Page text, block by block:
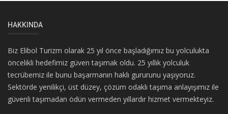
HAKKINDA
Biz Elibol Turizm olarak 25 yıl önce başladığımız bu yolculukta
öncelikli hedefimiz güven taşımak oldu. 25 yıllık yolculuk
tecrübemiz ile bunu başarmanın haklı gururunu yaşıyoruz.
Sektörde yenilikçi, üst düzey, çözüm odaklı taşıma anlayışımız ile
güvenli taşımadan ödün vermeden yıllardır hizmet vermekteyiz.